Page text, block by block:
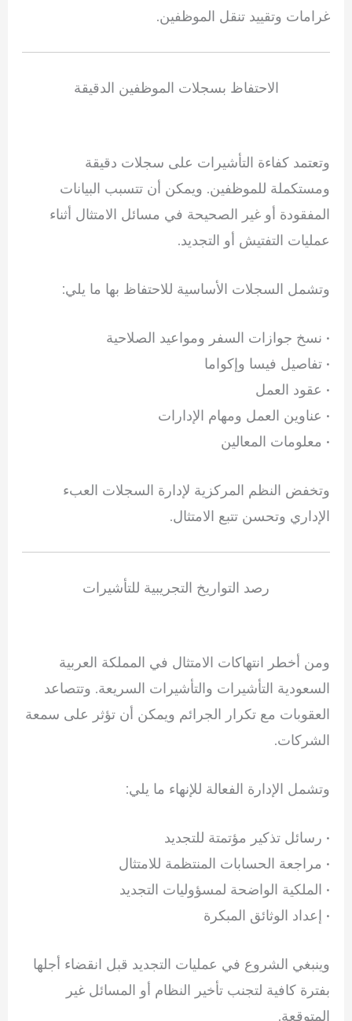
غرامات وتقييد تنقل الموظفين.
الاحتفاظ بسجلات الموظفين الدقيقة
وتعتمد كفاءة التأشيرات على سجلات دقيقة
ومستكملة للموظفين. ويمكن أن تتسبب البيانات
المفقودة أو غير الصحيحة في مسائل الامتثال أثناء
عمليات التفتيش أو التجديد.
وتشمل السجلات الأساسية للاحتفاظ بها ما يلي:
• نسخ جوازات السفر ومواعيد الصلاحية
• تفاصيل فيسا وإكواما
• عقود العمل
• عناوين العمل ومهام الإدارات
• معلومات المعالين
وتخفض النظم المركزية لإدارة السجلات العبء
الإداري وتحسن تتبع الامتثال.
رصد التواريخ التجريبية للتأشيرات
ومن أخطر انتهاكات الامتثال في المملكة العربية
السعودية التأشيرات والتأشيرات السريعة. وتتصاعد
العقوبات مع تكرار الجرائم ويمكن أن تؤثر على سمعة
الشركات.
وتشمل الإدارة الفعالة للإنهاء ما يلي:
• رسائل تذكير مؤتمتة للتجديد
• مراجعة الحسابات المنتظمة للامتثال
• الملكية الواضحة لمسؤوليات التجديد
• إعداد الوثائق المبكرة
وينبغي الشروع في عمليات التجديد قبل انقضاء أجلها
بفترة كافية لتجنب تأخير النظام أو المسائل غير
المتوقعة.